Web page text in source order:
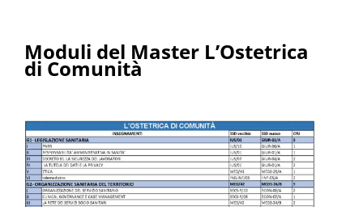
Moduli del Master L’Ostetrica
di Comunità